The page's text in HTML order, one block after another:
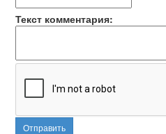
Текст комментария:
Отправить